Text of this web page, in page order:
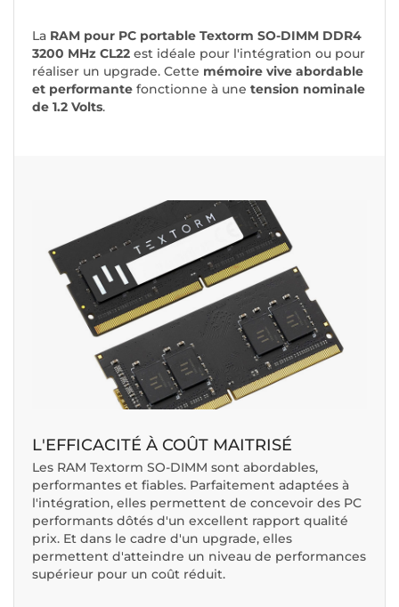
La RAM pour PC portable Textorm SO-DIMM DDR4
3200 MHz CL22 est idéale pour l'intégration ou pour
réaliser un upgrade. Cette mémoire vive abordable
et performante fonctionne à une tension nominale
de 1.2 Volts.
L'EFFICACITÉ À COÛT MAITRISÉ
Les RAM Textorm SO-DIMM sont abordables,
performantes et fiables. Parfaitement adaptées à
l'intégration, elles permettent de concevoir des PC
performants dôtés d'un excellent rapport qualité
prix. Et dans le cadre d'un upgrade, elles
permettent d'atteindre un niveau de performances
supérieur pour un coût réduit.